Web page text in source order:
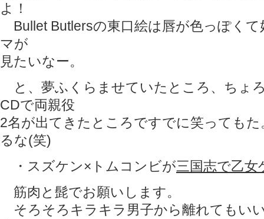
よ！
Bullet Butlersの東口絵は唇が色っぽく
マが
見たいなー。
と、夢ふくらませていたところ、ちょ
CDで両親役
2名が出てきたところですでに笑っても
るな(笑)
・スズケン×トムコンビが三国志で乙女
筋肉と髭でお願いします。
そろそろキラキラ男子から離れてもい